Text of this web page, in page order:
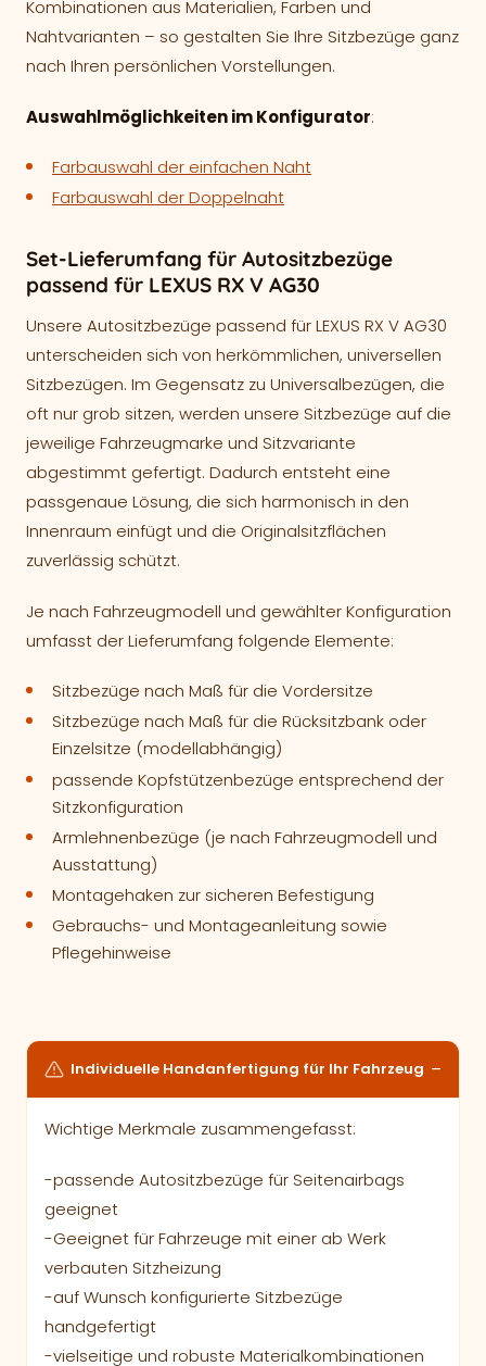
Kombinationen aus Materialien, Farben und
Nahtvarianten – so gestalten Sie Ihre Sitzbezüge ganz
nach Ihren persönlichen Vorstellungen.
Auswahlmöglichkeiten im Konfigurator:
Farbauswahl der einfachen Naht
Farbauswahl der Doppelnaht
Set-Lieferumfang für Autositzbezüge
passend für LEXUS RX V AG30
Unsere Autositzbezüge passend für LEXUS RX V AG30
unterscheiden sich von herkömmlichen, universellen
Sitzbezügen. Im Gegensatz zu Universalbezügen, die
oft nur grob sitzen, werden unsere Sitzbezüge auf die
jeweilige Fahrzeugmarke und Sitzvariante
abgestimmt gefertigt. Dadurch entsteht eine
passgenaue Lösung, die sich harmonisch in den
Innenraum einfügt und die Originalsitzflächen
zuverlässig schützt.
Je nach Fahrzeugmodell und gewählter Konfiguration
umfasst der Lieferumfang folgende Elemente:
Sitzbezüge nach Maß für die Vordersitze
Sitzbezüge nach Maß für die Rücksitzbank oder
Einzelsitze (modellabhängig)
passende Kopfstützenbezüge entsprechend der
Sitzkonfiguration
Armlehnenbezüge (je nach Fahrzeugmodell und
Ausstattung)
Montagehaken zur sicheren Befestigung
Gebrauchs- und Montageanleitung sowie
Pflegehinweise
Individuelle Handanfertigung für Ihr Fahrzeug
Wichtige Merkmale zusammengefasst:
-passende Autositzbezüge für Seitenairbags
geeignet
-Geeignet für Fahrzeuge mit einer ab Werk
verbauten Sitzheizung
-auf Wunsch konfigurierte Sitzbezüge
handgefertigt
-vielseitige und robuste Materialkombinationen